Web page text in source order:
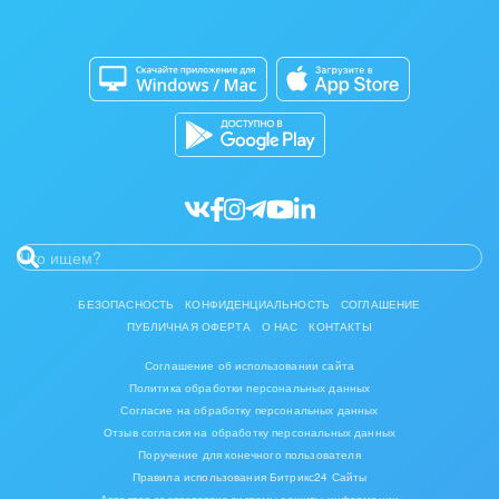
Инвестиционный бизнес
Интерьер, дизайн, декор
Консалтинговые и управленческие услуги
Мебель, лес, деревообработка
Медицина и фармацевтика
Металлургия
Кибербезопасность
Битрикс24 Маркет
Разработчикам приложений
БЕЗОПАСНОСТЬ КОНФИДЕНЦИАЛЬНОСТЬ
СОГЛАШЕНИЕ
ПУБЛИЧНАЯ ОФЕРТА
О НАС КОНТАКТЫ
Соглашение об использовании сайта
Политика обработки персональных данных
Согласие на обработку персональных данных
Отзыв согласия на обработку персональных данных
Поручение для конечного пользователя
Правила использования Битрикс24 Сайты